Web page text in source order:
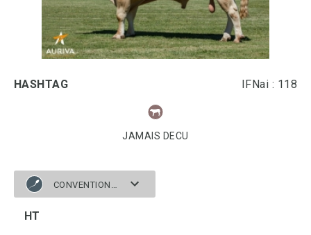
HASHTAG IFNai : 118
JAMAIS DECU
CONVENTIONNELLE
HT